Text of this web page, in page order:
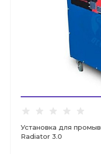
Установка для
Radiator 3.0